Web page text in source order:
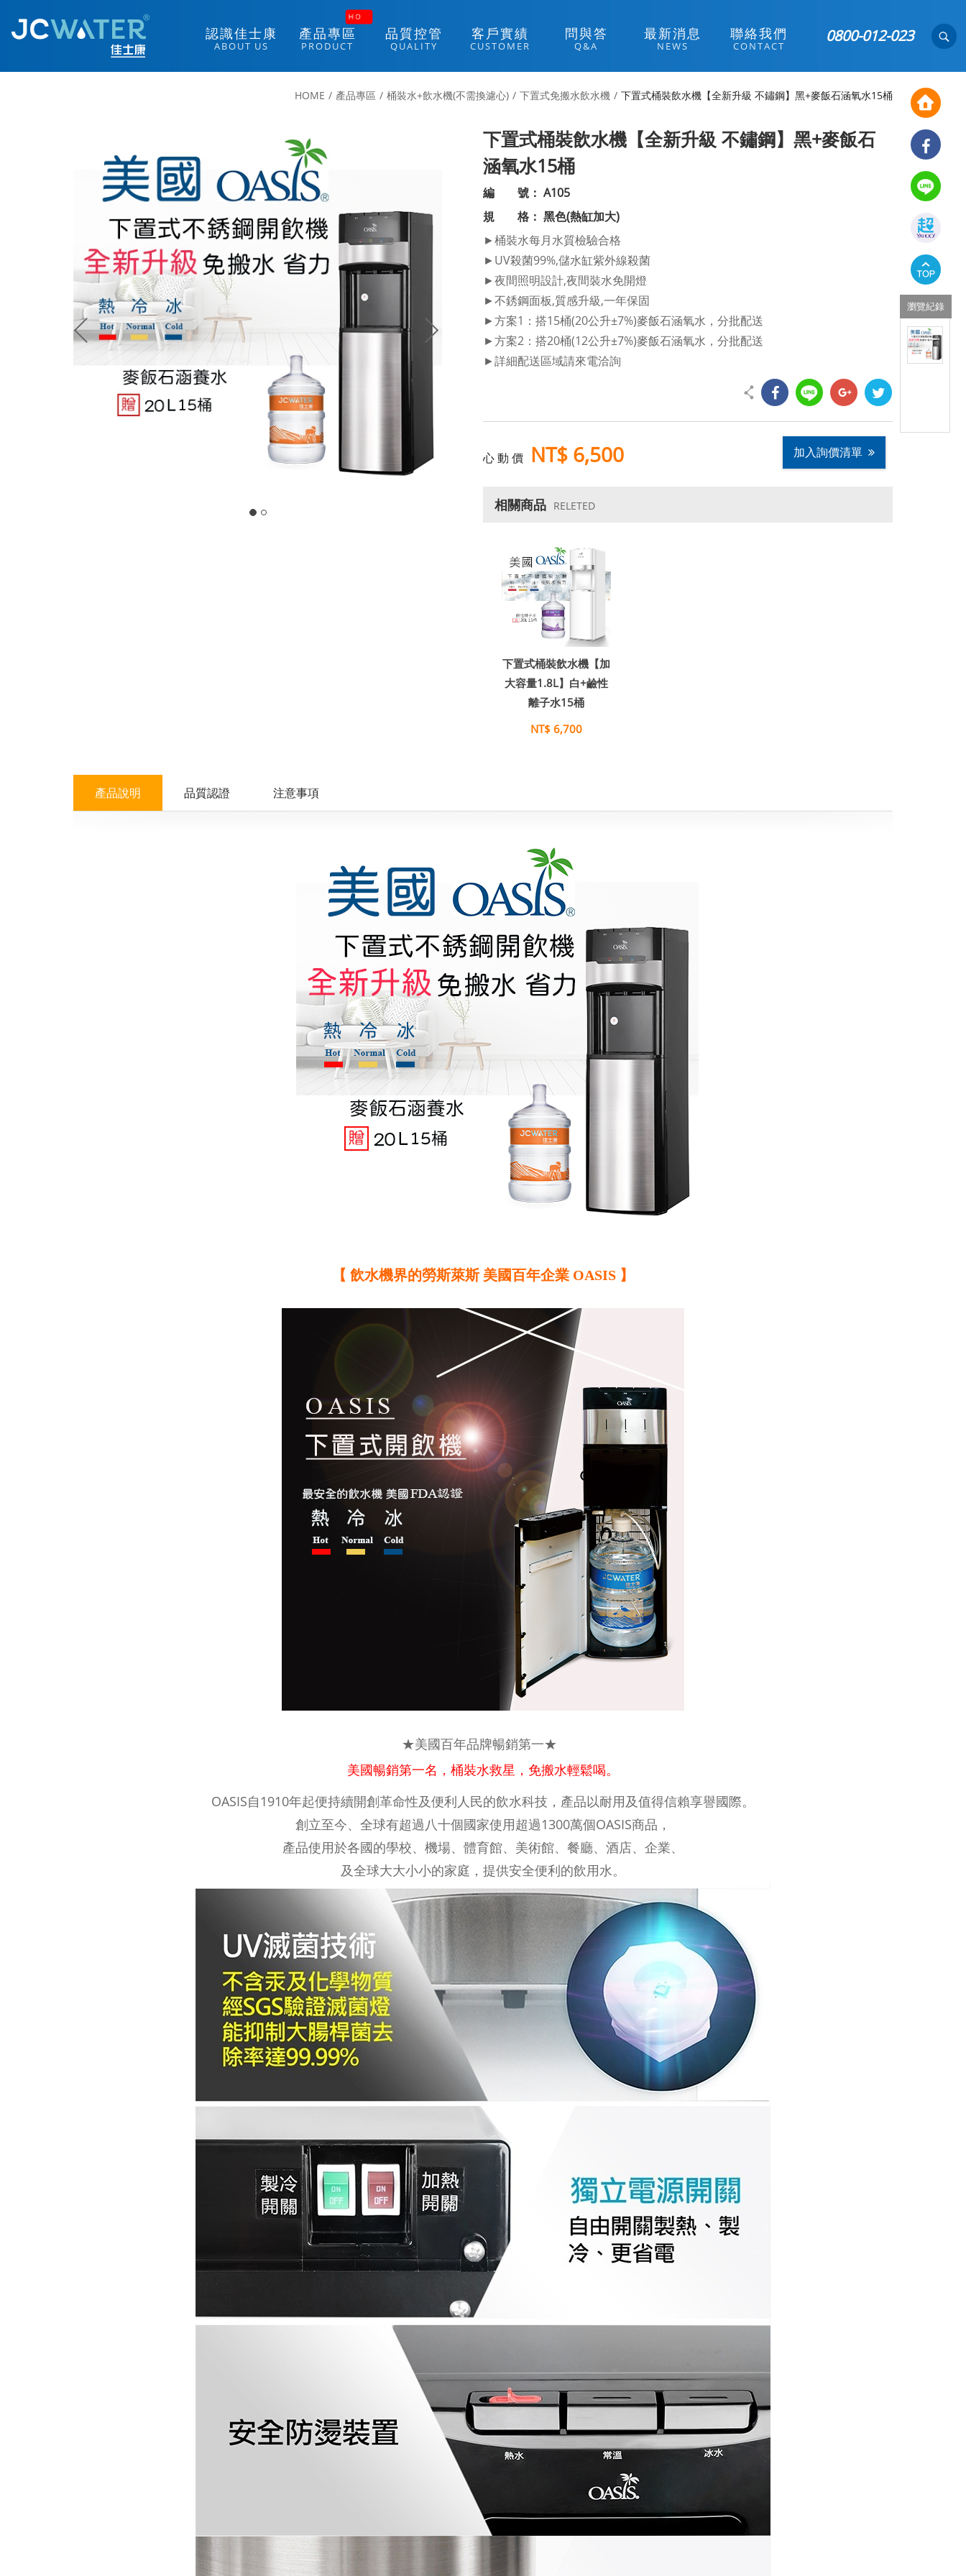
認識佳士康
ABOUT US
產品專區
P RODUCT
H O
品質控管
QUALITY
客 戶實績
CUSTOM ER
問與答
Q&A
最新消息
N EWS
聯絡我們
CONTACT
0800-012-023
瀏覽紀錄
HOME 產品專區 桶裝水+飲水機(不需換濾心) 下置式免搬水飲水機 下置式桶裝飲水機【全新升級 不鏽鋼】黑+麥飯石涵氧水15桶
下置式桶裝飲水機【全新升級 不鏽鋼】黑+麥飯石
涵氧水15桶
編 號： A105
規 格： 黑色(熱缸加大)
►桶裝水每月水質檢驗合格
►UV殺菌99%,儲水缸紫外線殺菌
►夜間照明設計,夜間裝水免開燈
►不銹鋼面板,質感升級,一年保固
►方案1：搭15桶(20公升±7%)麥飯石涵氧水，分批配送
►方案2：搭20桶(12公升±7%)麥飯石涵氧水，分批配送
►詳細配送區域請來電洽詢
心 動 價 NT$ 6,500 加入詢價清單
相關商品 RELETED
下置式桶裝飲水機【加
大容量1.8L】白+鹼性
離子水15桶
NT$ 6,700
產品說明 品質認證 注意事項
【 飲水機界的勞斯萊斯 美國百年企業 OASIS 】
★美國百年品牌暢銷第一★
美國暢銷第一名， 桶裝水救星，免搬水輕鬆喝。
OASIS自1910年起便持續開創革命性及便利人民的飲水科技，產品以耐用及值得信賴享譽國際。
創立至今、全球有超過八十個國家使用超過1300萬個OASIS商品，
產品使用於各國的學校、機場、體育館、美術館、餐廳、酒店、企業、
及全球大大小小的家庭，提供安全便利的飲用水。